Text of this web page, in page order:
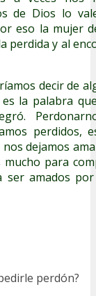
de Dios lo
eso la mujer
perdida y al
decir de
la palabra
perdidos,
dejamos
para
ser amados
perdón?